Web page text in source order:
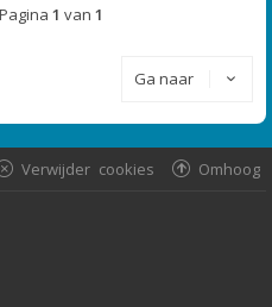
1 van 1
Ga naar
Omhoog
Verwijder cookies